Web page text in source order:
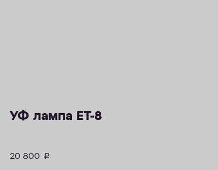
УФ лампа ET-8
20 800 руб.